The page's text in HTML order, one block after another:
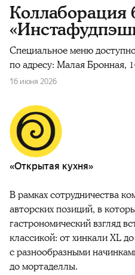
Коллаборация
Специальное меню
по адресу: Малая Бронная,
16 июня 2026
«Открытая кухня»
В рамках сотрудничества
авторских позиций, в
гастрономический взгляд
классикой: от хинкали XL
с разнообразными
до мортаделлы.